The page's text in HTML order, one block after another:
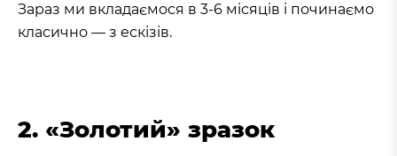
Зараз ми вкладаємося в 3-6 місяців і починаємо
класично — з ескізів.
2. «Золотий» зразок